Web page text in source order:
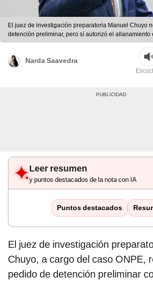
El juez de investigación preparatoria Manuel Chuyo
detención preliminar, pero sí autorizó el allanamiento
inmuebles.
Narda Saavedra
Leer resumen
y puntos destacados de la nota con IA
Puntos destacados
El juez de investigación
Chuyo, a cargo del caso ONPE,
pedido de detención preliminar